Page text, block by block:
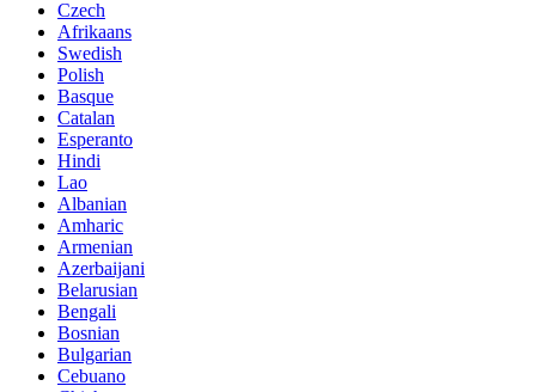
Czech
Afrikaans
Swedish
Polish
Basque
Catalan
Esperanto
Hindi
Lao
Albanian
Amharic
Armenian
Azerbaijani
Belarusian
Bengali
Bosnian
Bulgarian
Cebuano